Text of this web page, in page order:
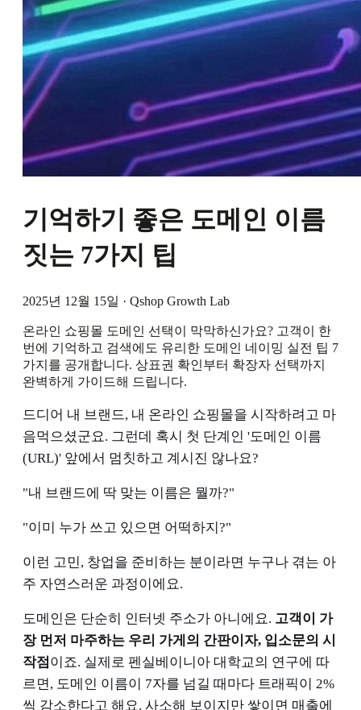
기억하기 좋은 도메인 이름
짓는 7가지 팁
2025년 12월 15일 · Qshop Growth Lab
온라인 쇼핑몰 도메인 선택이 막막하신가요? 고객이 한
번에 기억하고 검색에도 유리한 도메인 네이밍 실전 팁 7
가지를 공개합니다. 상표권 확인부터 확장자 선택까지
완벽하게 가이드해 드립니다.
드디어 내 브랜드, 내 온라인 쇼핑몰을 시작하려고 마
음먹으셨군요. 그런데 혹시 첫 단계인 '도메인 이름
(URL)' 앞에서 멈칫하고 계시진 않나요?
"내 브랜드에 딱 맞는 이름은 뭘까?"
"이미 누가 쓰고 있으면 어떡하지?"
이런 고민, 창업을 준비하는 분이라면 누구나 겪는 아
주 자연스러운 과정이에요.
도메인은 단순히 인터넷 주소가 아니에요. 고객이 가
장 먼저 마주하는 우리 가게의 간판이자, 입소문의 시
작점이죠. 실제로 펜실베이니아 대학교의 연구에 따
르면, 도메인 이름이 7자를 넘길 때마다 트래픽이 2%
씩 감소한다고 해요. 사소해 보이지만 쌓이면 매출에